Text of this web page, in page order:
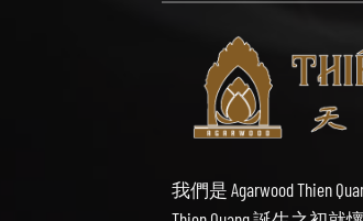
我們是 Agarwood Thien